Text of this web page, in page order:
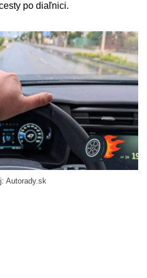
po diaľnici.
Autorady.sk